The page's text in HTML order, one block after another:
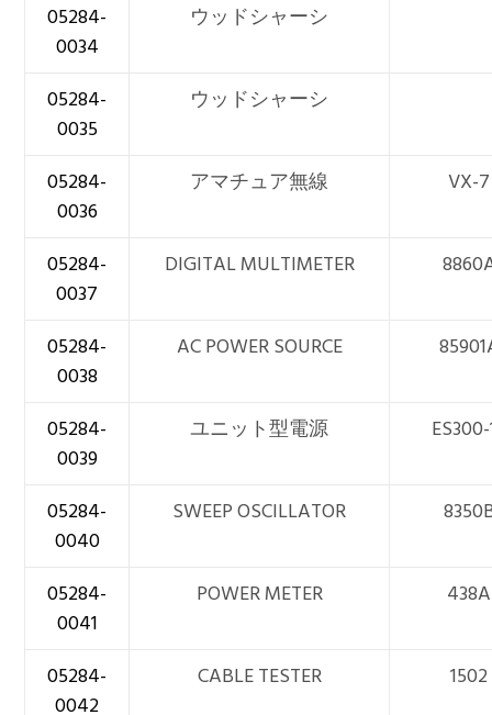
05284-
0034
ウッドシャーシ
05284-
0035
ウッドシャーシ
05284-
0036
アマチュア無線 VX-7
05284-
0037
DIGITAL MULTIMETER
05284-
0038
AC POWER SOURCE
05284-
0039
ユニット型電源
05284-
0040
SWEEP OSCILLATOR
05284-
0041
POWER METER 438A
05284-
0042
CABLE TESTER 1502